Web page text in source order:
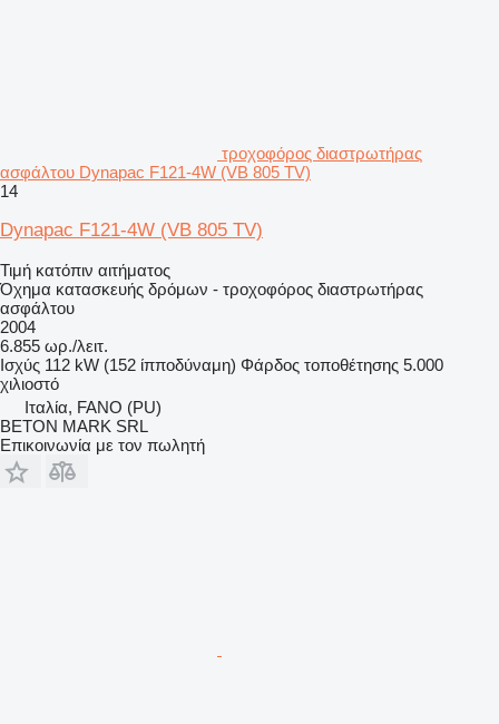
τροχοφόρος διαστρωτήρας
ασφάλτου Dynapac F121-4W (VB 805 TV)
14
Dynapac F121-4W (VB 805 TV)
Τιμή κατόπιν αιτήματος
Όχημα κατασκευής δρόμων - τροχοφόρος διαστρωτήρας
ασφάλτου
2004
6.855 ωρ./λειτ.
Ισχύς 112 kW (152 ίπποδύναμη) Φάρδος τοποθέτησης 5.000
χιλιοστό
Ιταλία, FANO (PU)
BETON MARK SRL
Επικοινωνία με τον πωλητή